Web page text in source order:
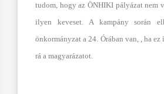
tudom, hogy az ÖNHIKI pályázat nem
ilyen keveset. A kampány során
önkormányzat a 24. Órában van, , ha
rá a magyarázatot.